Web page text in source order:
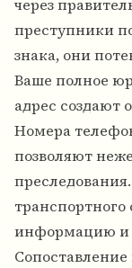
через
преступники
знака, они
Ваше полное
адрес создают
Номера
позволяют
информацию и